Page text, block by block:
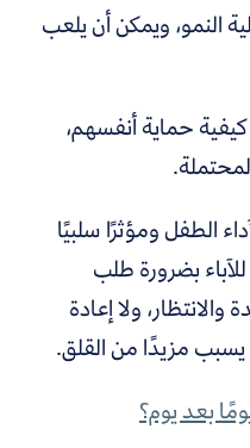
النمو، ويمكن أن يلعب
حماية أنفسهم،
الطفل ومؤثرًا سلبيًا
بضرورة طلب
ولا إعادة
مزيدًا من القلق.
بعد يوم؟